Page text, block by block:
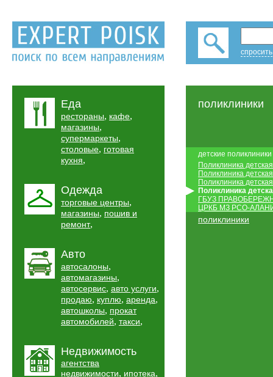
Еда
рестораны, кафе,
магазины,
супермаркеты,
столовые, готовая
кухня,
Одежда
торговые центры,
магазины, пошив и
ремонт,
Авто
автосалоны,
автомагазины,
автосервис, авто услуги,
продаю, куплю, аренда,
автошколы, прокат
автомобилей, такси,
Недвижимость
агентства
недвижимости, ипотека,
поликлиники
детские поликлиники
Поликлиника
Поликлиника
Поликлиника
Поликлиника
ГБУЗ
ЦРКБ МЗ РСО-
поликлиники